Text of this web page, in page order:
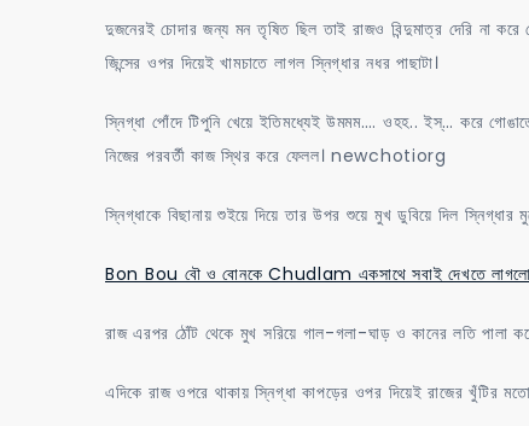
দুজনেরই চোদার জন্য মন তৃষিত ছিল তাই রাজও বিন্দুমাত্র দেরি না
জিন্সের ওপর দিয়েই খামচাতে লাগল স্নিগ্ধার নধর পাছাটা।
স্নিগ্ধা পোঁদে টিপুনি খেয়ে ইতিমধ্যেই উমমম…. ওহহ.. ইস্… করে
নিজের পরবর্তী কাজ স্থির করে ফেলল। newchotiorg
স্নিগ্ধাকে বিছানায় শুইয়ে দিয়ে তার উপর শুয়ে মুখ ডুবিয়ে দিল
Bon Bou বৌ ও বোনকে Chudlam একসাথে সবাই দেখতে লাগলো
রাজ এরপর ঠোঁট থেকে মুখ সরিয়ে গাল-গলা-ঘাড় ও কানের লতি পালা
এদিকে রাজ ওপরে থাকায় স্নিগ্ধা কাপড়ের ওপর দিয়েই রাজের খুঁটির